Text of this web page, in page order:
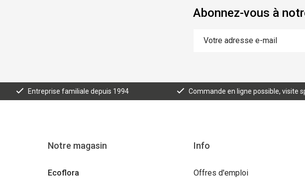
Abonnez-vous à
Entreprise familiale depuis 1994 Commande en ligne possible, visite
Notre magasin
Ecoflora
Info
Offres d'emploi